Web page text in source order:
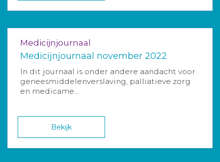
Medicijnjournaal
Medicijnjournaal november 2022
In dit journaal is onder andere aandacht voor
geneesmiddelenverslaving, palliatieve zorg
en medicame...
Bekijk